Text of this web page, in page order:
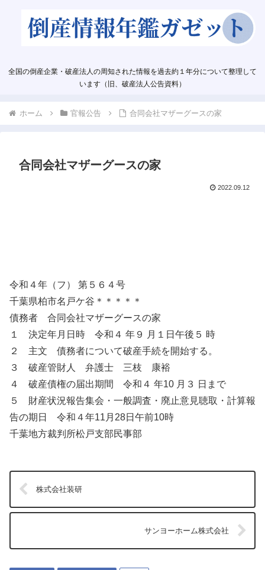
全国の倒産企業・破産法人の周知された情報を過去約１年分について整理して
います（旧、破産法人公告資料）
ホーム 官報公告 合同会社マザーグースの家
合同会社マザーグースの家
2022.09.12
令和４年（フ） 第５６４号
千葉県柏市名戸ケ谷＊＊＊＊＊
債務者 合同会社マザーグースの家
１ 決定年月日時 令和４ 年９ 月１日午後５ 時
２ 主文 債務者について破産手続を開始する。
３ 破産管財人 弁護士 三枝 康裕
４ 破産債権の届出期間 令和４ 年10 月３ 日まで
５ 財産状況報告集会・一般調査・廃止意見聴取・計算報
告の期日 令和４年11月28日午前10時
千葉地方裁判所松戸支部民事部
株式会社装研
サンヨーホーム株式会社